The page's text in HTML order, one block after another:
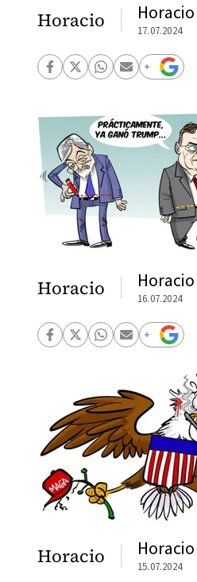
Horacio Horacio
17.07.2024
Horacio Horacio
16.07.2024
Horacio Horacio
15.07.2024